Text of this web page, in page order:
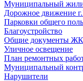
Муниципальный
Дорожное движение
Парковки общего
Благоустройство
Общие документы
Уличное освещение
План ремонтных
Муниципальный
Нарушители